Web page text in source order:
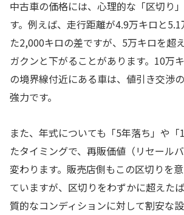
中古車の価格には、心理的な「区切り
す。例えば、走行距離が4.9万キロと
た2,000キロの差ですが、5万キロを超
ガクンと下がることがあります。10万
の境界線付近にある車は、値引き交渉
強力です。
また、年式についても「5年落ち」や
たタイミングで、再販価値（リセール
変わります。販売店側もこの区切りを
ていますが、区切りをわずかに超えた
質的なコンディションに対して割安な